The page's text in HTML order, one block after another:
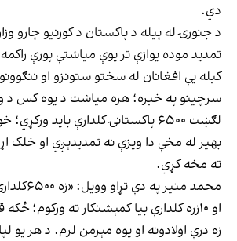
دي.
د جنورۍ له پیله د پاکستان د کورنیو چارو
تمدید موده یوازې تر یوې میاشتې پورې
کبله یې افغانان له سختو ستونزو او
سرچینو په خبره؛ هره میاشت د یوه کس د
لګښت ۶۵۰۰ پاکستانۍ کلدارې باید
بهیر له مخې دا ویزې نه تمدیدېږي او خلک اړ
ته مخه کړي.
محمد منیر
او ۱۰زره کلدارې بیا کمېشنکار ته ورکوم؛
زه درې اولادونه او یوه مېرمن لرم. د هر یو